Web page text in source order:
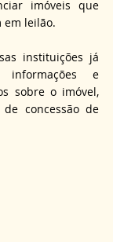
imóveis que
em leilão.
instituições já
e
sobre o imóvel,
concessão de